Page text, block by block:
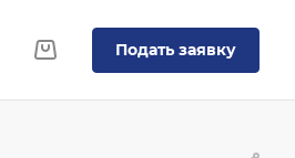
Подать заявку